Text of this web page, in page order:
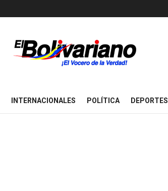
INTERNACIONALES POLÍTICA DEPORTES